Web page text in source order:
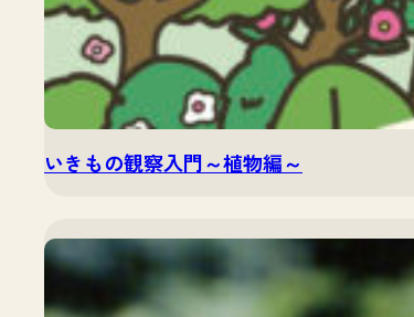
いきもの観察入門～植物編～